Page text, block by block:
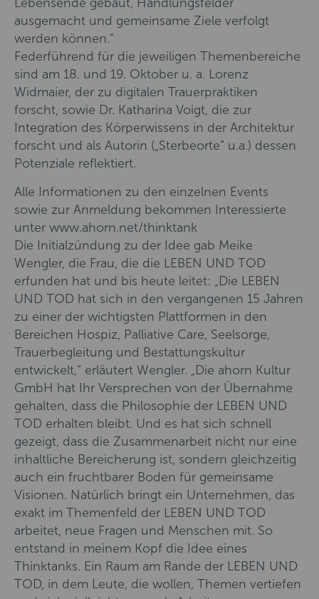
ausgemacht und gemeinsame Ziele verfolgt
werden können.“
Federführend für die jeweiligen Themenbereiche
sind am 18. und 19. Oktober u. a. Lorenz
Widmaier, der zu digitalen Trauerpraktiken
forscht, sowie Dr. Katharina Voigt, die zur
Integration des Körperwissens in der Architektur
forscht und als Autorin („Sterbeorte“ u.a.) dessen
Potenziale reflektiert.
Alle Informationen zu den einzelnen Events
sowie zur Anmeldung bekommen Interessierte
unter www.ahorn.net/thinktank
Die Initialzündung zu der Idee gab Meike
Wengler, die Frau, die die LEBEN UND TOD
erfunden hat und bis heute leitet: „Die LEBEN
UND TOD hat sich in den vergangenen 15 Jahren
zu einer der wichtigsten Plattformen in den
Bereichen Hospiz, Palliative Care, Seelsorge,
Trauerbegleitung und Bestattungskultur
entwickelt,“ erläutert Wengler. „Die ahorn Kultur
GmbH hat Ihr Versprechen von der Übernahme
gehalten, dass die Philosophie der LEBEN UND
TOD erhalten bleibt. Und es hat sich schnell
gezeigt, dass die Zusammenarbeit nicht nur eine
inhaltliche Bereicherung ist, sondern gleichzeitig
auch ein fruchtbarer Boden für gemeinsame
Visionen. Natürlich bringt ein Unternehmen, das
exakt im Themenfeld der LEBEN UND TOD
arbeitet, neue Fragen und Menschen mit. So
entstand in meinem Kopf die Idee eines
Thinktanks. Ein Raum am Rande der LEBEN UND
TOD, in dem Leute, die wollen, Themen vertiefen